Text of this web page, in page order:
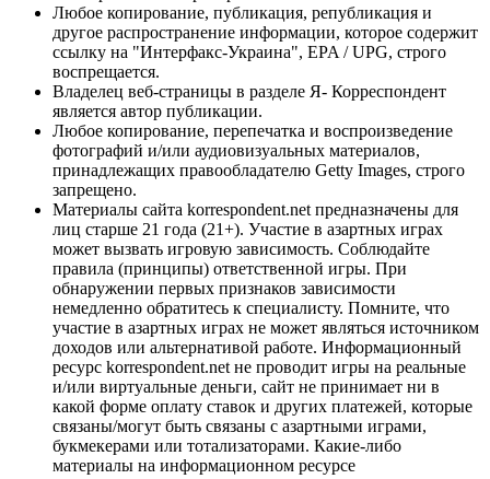
Любое копирование, публикация, републикация и
другое распространение информации, которое содержит
ссылку на "Интерфакс-Украина", EPA / UPG, строго
воспрещается.
Владелец веб-страницы в разделе Я- Корреспондент
является автор публикации.
Любое копирование, перепечатка и воспроизведение
фотографий и/или аудиовизуальных материалов,
принадлежащих правообладателю Getty Images, строго
запрещено.
Материалы сайта korrespondent.net предназначены для
лиц старше 21 года (21+). Участие в азартных играх
может вызвать игровую зависимость. Соблюдайте
правила (принципы) ответственной игры. При
обнаружении первых признаков зависимости
немедленно обратитесь к специалисту. Помните, что
участие в азартных играх не может являться источником
доходов или альтернативой работе. Информационный
ресурс korrespondent.net не проводит игры на реальные
и/или виртуальные деньги, сайт не принимает ни в
какой форме оплату ставок и других платежей, которые
связаны/могут быть связаны с азартными играми,
букмекерами или тотализаторами. Какие-либо
материалы на информационном ресурсе